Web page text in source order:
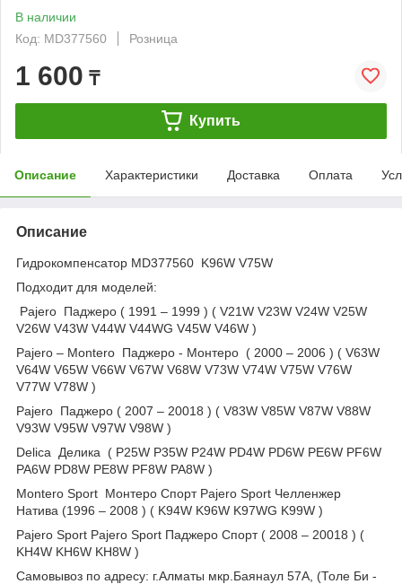
В наличии
Код: MD377560
Розница
1 600 ₸
Купить
Описание Характеристики Доставка Оплата
Описание
Гидрокомпенсатор MD377560 K96W V75W
Подходит для моделей:
Pajero Паджеро ( 1991 – 1999 ) ( V21W V23W V24W V25W
V26W V43W V44W V44WG V45W V46W )
Pajero – Montero Паджеро - Монтеро ( 2000 – 2006 ) ( V63W
V64W V65W V66W V67W V68W V73W V74W V75W V76W
V77W V78W )
Pajero Паджеро ( 2007 – 20018 ) ( V83W V85W V87W V88W
V93W V95W V97W V98W )
Delica Делика ( P25W P35W P24W PD4W PD6W PE6W PF6W
PA6W PD8W PE8W PF8W PA8W )
Montero Sport Монтеро Спорт Pajero Sport Челленжер
Натива (1996 – 2008 ) ( K94W K96W K97WG K99W )
Pajero Sport Pajero Sport Паджеро Спорт ( 2008 – 20018 ) (
KH4W KH6W KH8W )
Самовывоз по адресу: г.Алматы мкр.Баянаул 57А, (Толе Би -